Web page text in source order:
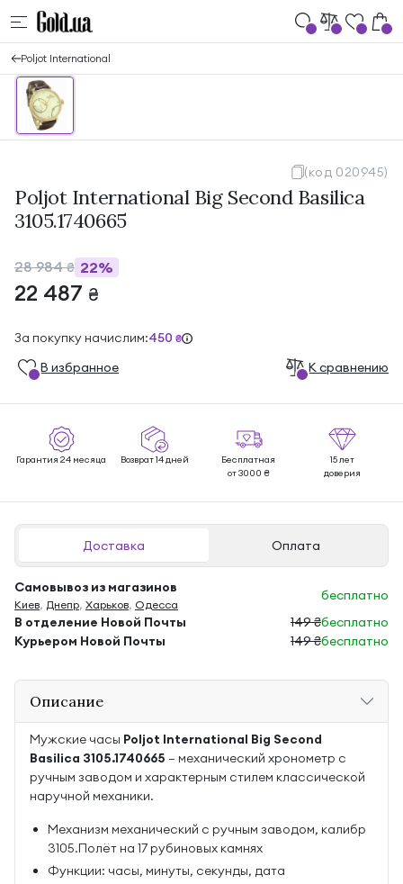
Poljot International
(код 020945)
Poljot International Big Second Basilica
3105.1740665
28 984₴ 22%
22 487 ₴
За покупку начислим:450 ₴
В избранноe К сравнению
Гарантия 24 месяца Возврат 14 дней
Бесплатная
от 3000 ₴
15 лет
доверия
Доставка Оплата
Самовывоз из магазинов
Киев, Днепр, Харьков, Одесса
бесплатно
В отделение Новой Почты
149 ₴бесплатно
Курьером Новой Почты
149 ₴бесплатно
Описание
Мужские часы Poljot International Big Second
Basilica 3105.1740665 — механический хронометр с
ручным заводом и характерным стилем классической
наручной механики.
Механизм механический с ручным заводом, калибр
3105.Полёт на 17 рубиновых камнях
Функции: часы, минуты, секунды, дата